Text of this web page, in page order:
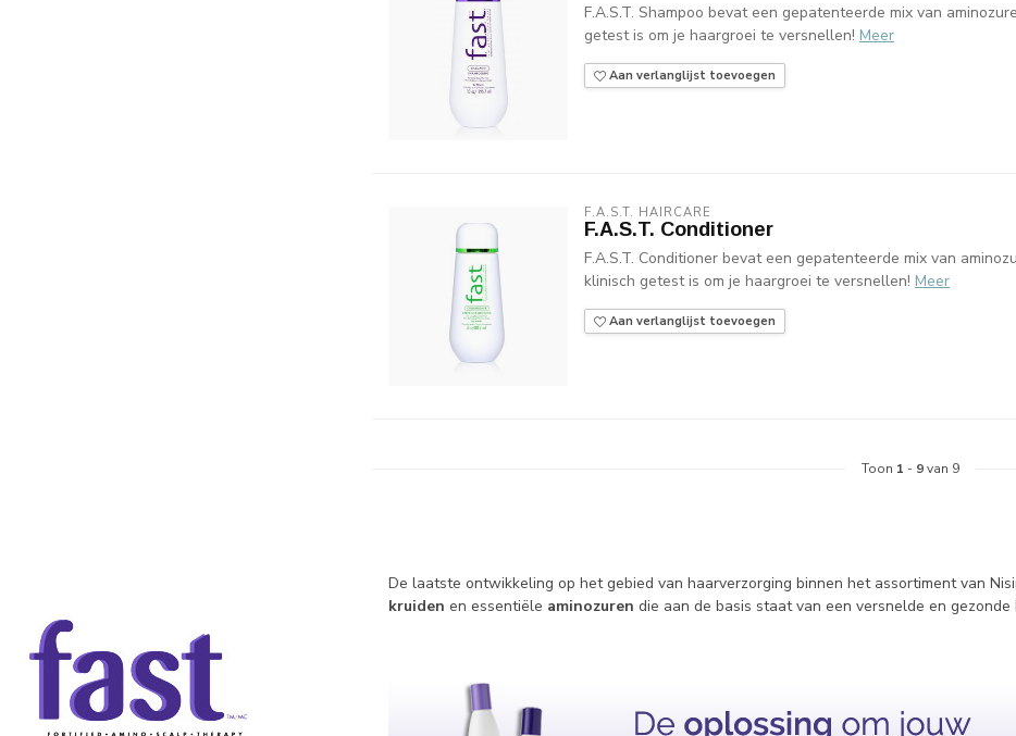
F.A.S.T. Shampoo bevat een gepatenteerde mix van
getest is om je haargroei te versnellen! Meer
Aan verlanglijst toevoegen
F.A.S.T. HAIRCARE
F.A.S.T. Conditioner
F.A.S.T. Conditioner bevat een gepatenteerde mix van
klinisch getest is om je haargroei te versnellen! Meer
Aan verlanglijst toevoegen
Toon 1 - 9van 9
De laatste ontwikkeling op het gebied van haarverzorging binnen het assortiment van
kruiden en essentiële aminozuren die aan de basis staat van een versnelde en gezonde